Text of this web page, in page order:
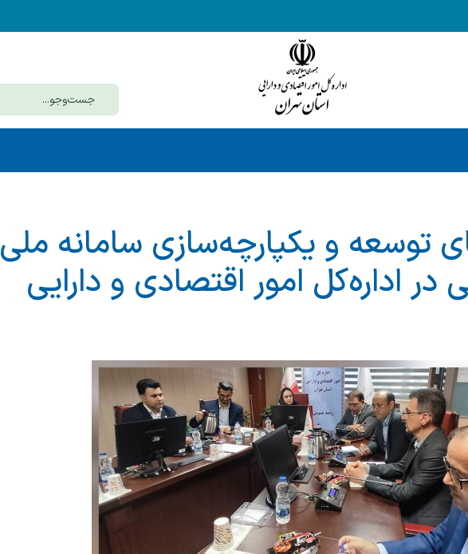
توسعه و یکپارچه‌سازی سامانه ملی
اداره‌کل امور اقتصادی و دارایی